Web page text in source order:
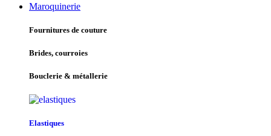
Maroquinerie
Fournitures de couture
Brides, courroies
Bouclerie & métallerie
Elastiques